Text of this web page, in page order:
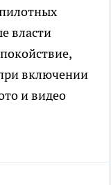
власти
включении
и видео